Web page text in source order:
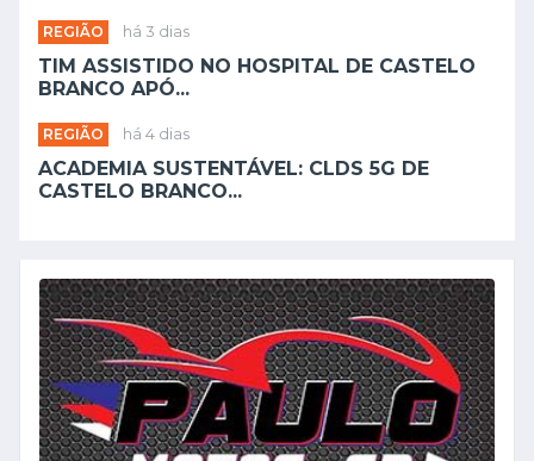
REGIÃO há 3 dias
TIM ASSISTIDO NO HOSPITAL DE CASTELO
BRANCO APÓ...
REGIÃO há 4 dias
ACADEMIA SUSTENTÁVEL: CLDS 5G DE
CASTELO BRANCO...